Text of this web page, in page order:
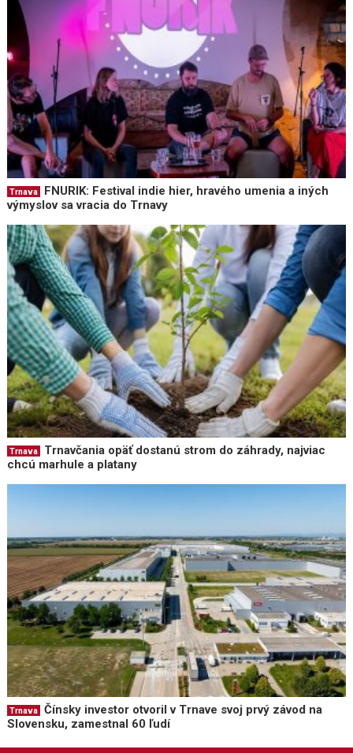
Trnava
FNURIK: Festival indie hier, hravého umenia a iných
výmyslov sa vracia do Trnavy
Trnava
Trnavčania opäť dostanú strom do záhrady, najviac
chcú marhule a platany
Trnava
Čínsky investor otvoril v Trnave svoj prvý závod na
Slovensku, zamestnal 60 ľudí